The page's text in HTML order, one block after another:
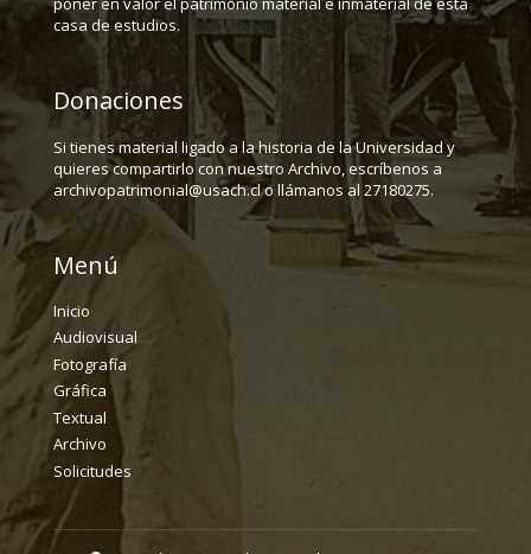
casa de estudios.
Donaciones
Si tienes material ligado a la historia de la Universidad y
quieres compartirlo con nuestro Archivo, escríbenos a
archivopatrimonial@usach.cl o llámanos al 27180275.
Menú
Inicio
Audiovisual
Fotografía
Gráfica
Textual
Archivo
Solicitudes